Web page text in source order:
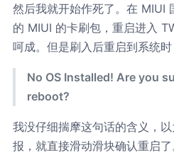
然后我就开始作死了。在 MIUI
的 MIUI 的卡刷包，重启进入
呵成。但是刷入后重启到系统时
No OS Installed! Are you
reboot?
我没仔细揣摩这句话的含义，
报，就直接滑动滑块确认重启了